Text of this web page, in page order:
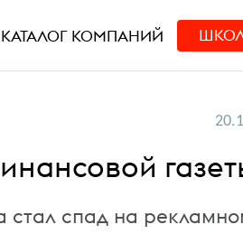
КАТАЛОГ КОМПАНИЙ
спад на